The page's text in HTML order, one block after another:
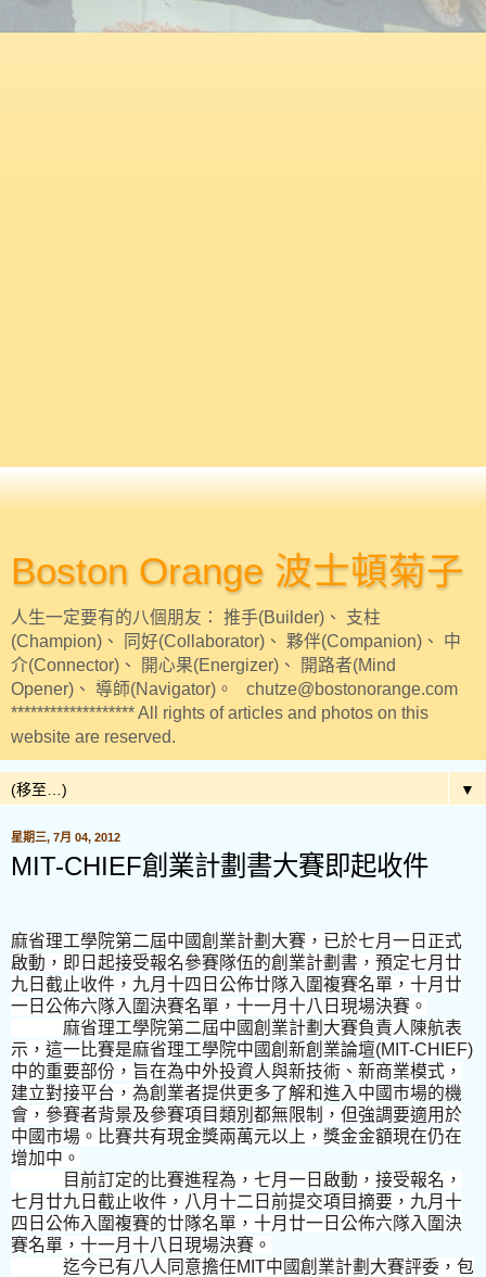
Boston Orange 波士頓菊子
人生一定要有的八個朋友： 推手(Builder)、 支柱
(Champion)、 同好(Collaborator)、 夥伴(Companion)、 中
介(Connector)、 開心果(Energizer)、 開路者(Mind
Opener)、 導師(Navigator)。 chutze@bostonorange.com
******************* All rights of articles and photos on this
website are reserved.
▼
星期三, 7月 04, 2012
MIT-CHIEF創業計劃書大賽即起收件
麻省理工學院第二屆中國創業計劃大賽，已於七月一日正式
啟動，即日起接受報名參賽隊伍的創業計劃書，預定七月廿
九日截止收件，九月十四日公佈廿隊入圍複賽名單，十月廿
一日公佈六隊入圍決賽名單，十一月十八日現場決賽。
麻省理工學院第二屆中國創業計劃大賽負責人陳航表
示，這一比賽是麻省理工學院中國創新創業論壇(MIT-CHIEF)
中的重要部份，旨在為中外投資人與新技術、新商業模式，
建立對接平台，為創業者提供更多了解和進入中國市場的機
會，參賽者背景及參賽項目類別都無限制，但強調要適用於
中國市場。比賽共有現金獎兩萬元以上，獎金金額現在仍在
增加中。
目前訂定的比賽進程為，七月一日啟動，接受報名，
七月廿九日截止收件，八月十二日前提交項目摘要，九月十
四日公佈入圍複賽的廿隊名單，十月廿一日公佈六隊入圍決
賽名單，十一月十八日現場決賽。
迄今已有八人同意擔任MIT中國創業計劃大賽評委，包